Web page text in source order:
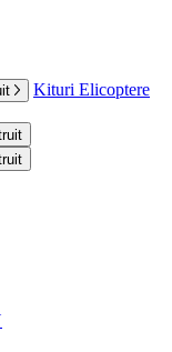
Kituri Elicoptere